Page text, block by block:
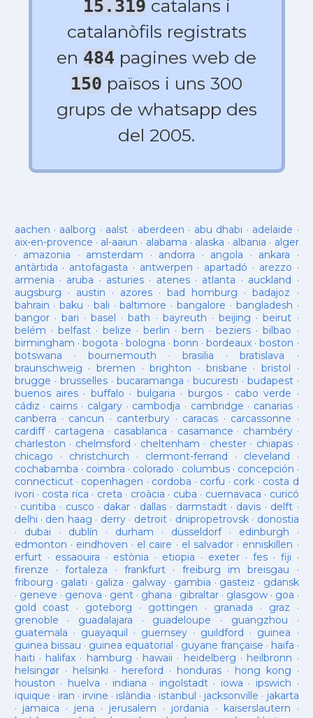
15.319 catalans i
catalanòfils registrats
en 484 pagines web de
150 països i uns 300
grups de whatsapp des
del 2005.
aachen · aalborg · aalst · aberdeen · abu dhabi · adelaide ·
aix-en-provence · al-aaiun · alabama · alaska · albania · alger
· amazonia · amsterdam · andorra · angola · ankara ·
antàrtida · antofagasta · antwerpen · apartadó · arezzo ·
armenia · aruba · asturies· atenes· atlanta · auckland ·
augsburg · austin · azores·bad homburg ·badajoz ·
bahrain ·baku · bali ·baltimore ·bangalore · bangladesh ·
bangor· bari ·basel ·bath · bayreuth ·beijing ·beirut ·
belém · belfast· belize · berlin ·bern ·beziers ·bilbao ·
birmingham · bogota · bologna ·bonn ·bordeaux ·boston ·
botswana · bournemouth ·brasilia ·bratislava ·
braunschweig · bremen ·brighton · brisbane · bristol ·
brugge · brusselles· bucaramanga · bucuresti · budapest·
buenos aires· buffalo · bulgaria · burgos· cabo verde ·
cádiz · cairns· calgary · cambodja · cambridge · canarias·
canberra · cancun · canterbury · caracas · carcassonne ·
cardiff· cartagena · casablanca · casamance · chambéry·
charleston · chelmsford · cheltenham · chester· chiapas ·
chicago · christchurch · clermont-ferrand · cleveland ·
cochabamba · coimbra · colorado · columbus· concepción ·
connecticut· copenhagen · cordoba · corfu · cork · costa d
ivori · costa rica · creta · croàcia · cuba · cuernavaca · curicó
· curitiba · cusco · dakar · dallas · darmstadt· davis · delft ·
delhi · den haag · derry· detroit· dnipropetrovsk· donostia
· dubai · dublín · durham · düsseldorf· edinburgh ·
edmonton · eindhoven · el caire · el salvador · enniskillen ·
erfurt· essaouira · estònia · etiopia · exeter· fes· fiji ·
firenze ·fortaleza · frankfurt· freiburg im breisgau ·
fribourg · galati · galiza · galway· gambia · gasteiz · gdansk
· geneve · genova · gent· ghana · gibraltar· glasgow· goa ·
gold coast · goteborg · gottingen · granada · graz ·
grenoble · guadalajara · guadeloupe · guangzhou ·
guatemala · guayaquil · guernsey· guildford · guinea ·
guinea bissau · guinea equatorial · guyane française · haifa ·
haiti · halifax · hamburg · hawaii · heidelberg · heilbronn ·
helsingør· helsinki · hereford · honduras· hong kong ·
houston · huelva · indiana · ingolstadt· iowa · ipswich ·
iquique · iran · irvine · islàndia · istanbul · jacksonville · jakarta
· jamaica · jena · jerusalem · jordania · kaiserslautern ·